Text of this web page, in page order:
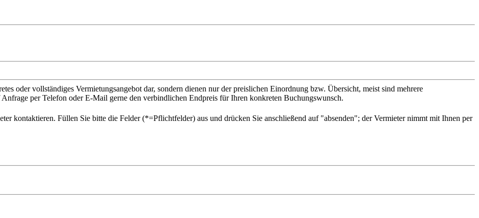
oder vollständiges Vermietungsangebot dar, sondern dienen nur der preislichen Einordnung bzw. Übersicht, meist sind mehrere
per Telefon oder E-Mail gerne den verbindlichen Endpreis für Ihren konkreten Buchungswunsch.
kontaktieren. Füllen Sie bitte die Felder (*=Pflichtfelder) aus und drücken Sie anschließend auf "absenden"; der Vermieter nimmt mit Ihnen per